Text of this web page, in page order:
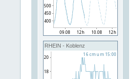
RHEIN - Koblenz